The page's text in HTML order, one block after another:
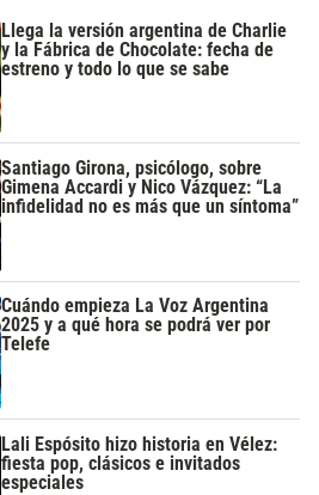
Llega la versión argentina de Charlie
y la Fábrica de Chocolate: fecha de
estreno y todo lo que se sabe
Santiago Girona, psicólogo, sobre
Gimena Accardi y Nico Vázquez: “La
infidelidad no es más que un síntoma”
Cuándo empieza La Voz Argentina
2025 y a qué hora se podrá ver por
Telefe
Lali Espósito hizo historia en Vélez:
fiesta pop, clásicos e invitados
especiales